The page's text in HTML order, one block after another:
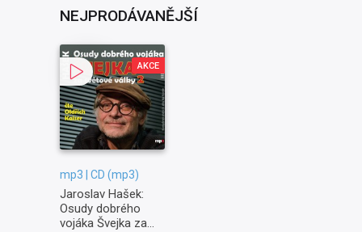
NEJPRODÁVANĚJŠÍ
AKCE
mp3 | CD (mp3)
Jaroslav Hašek:
Osudy dobrého
vojáka Švejka za